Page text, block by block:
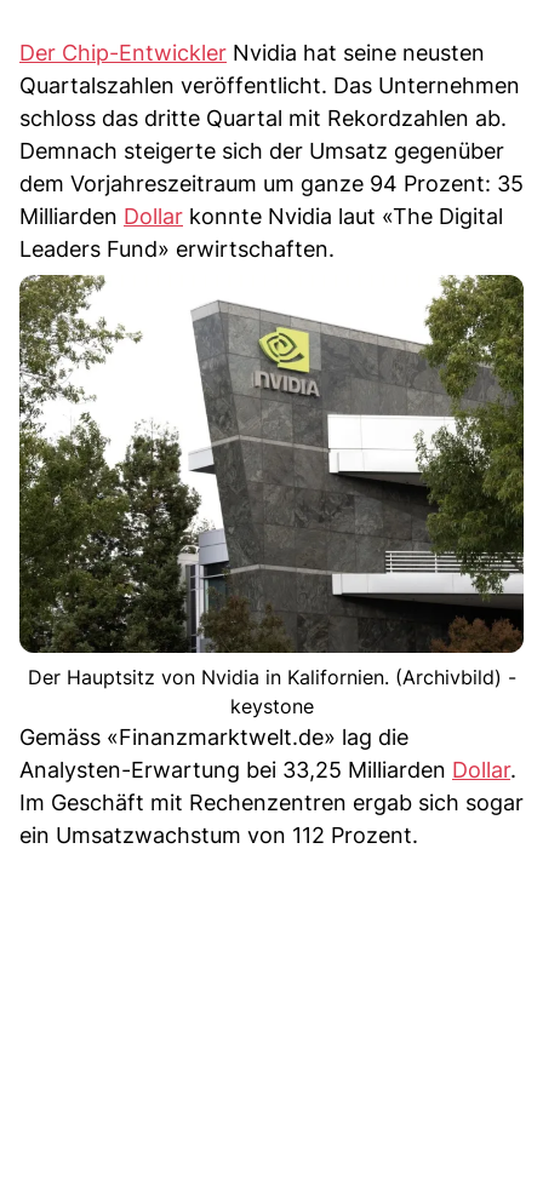
Der Chip-Entwickler Nvidia hat seine neusten
Quartalszahlen veröffentlicht. Das Unternehmen
schloss das dritte Quartal mit Rekordzahlen ab.
Demnach steigerte sich der Umsatz gegenüber
dem Vorjahreszeitraum um ganze 94 Prozent: 35
Milliarden Dollar konnte Nvidia laut «The Digital
Leaders Fund» erwirtschaften.
Der Hauptsitz von Nvidia in Kalifornien. (Archivbild) -
keystone
Gemäss «Finanzmarktwelt.de» lag die
Analysten-Erwartung bei 33,25 Milliarden Dollar.
Im Geschäft mit Rechenzentren ergab sich sogar
ein Umsatzwachstum von 112 Prozent.